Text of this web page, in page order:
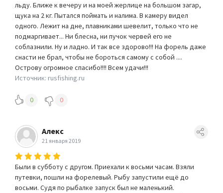
льду. Ближе к вечеру и на моей жерлице на большом загар,
щука на 2 кг. Пытался поймать и налима. В камеру видел
одного. Лежит на дне, плавниками шевелит, только что не
подмаргивает... Ни блесна, ни пучок червей его не
соблазнили. Ну и ладно. И так все здорово!!! На форель даже
снасти не брал, чтобы не бороться самому с собой ....
Острову огромное спасибо!!!! Всем удачи!!!
Источник: rusfishing.ru
0 0
Алекс
21 января 2019
Были в субботу с другом. Приехали к восьми часам. Взяли
путевки, пошли на форелевый. Рыбу запустили ещё до
восьми. Судя по рыбалке запуск был не маленький.